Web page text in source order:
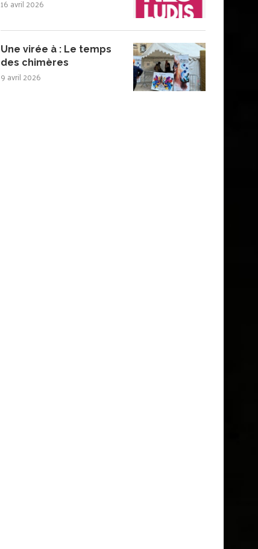
16 avril 2026
Une virée à : Le temps
des chimères
9 avril 2026